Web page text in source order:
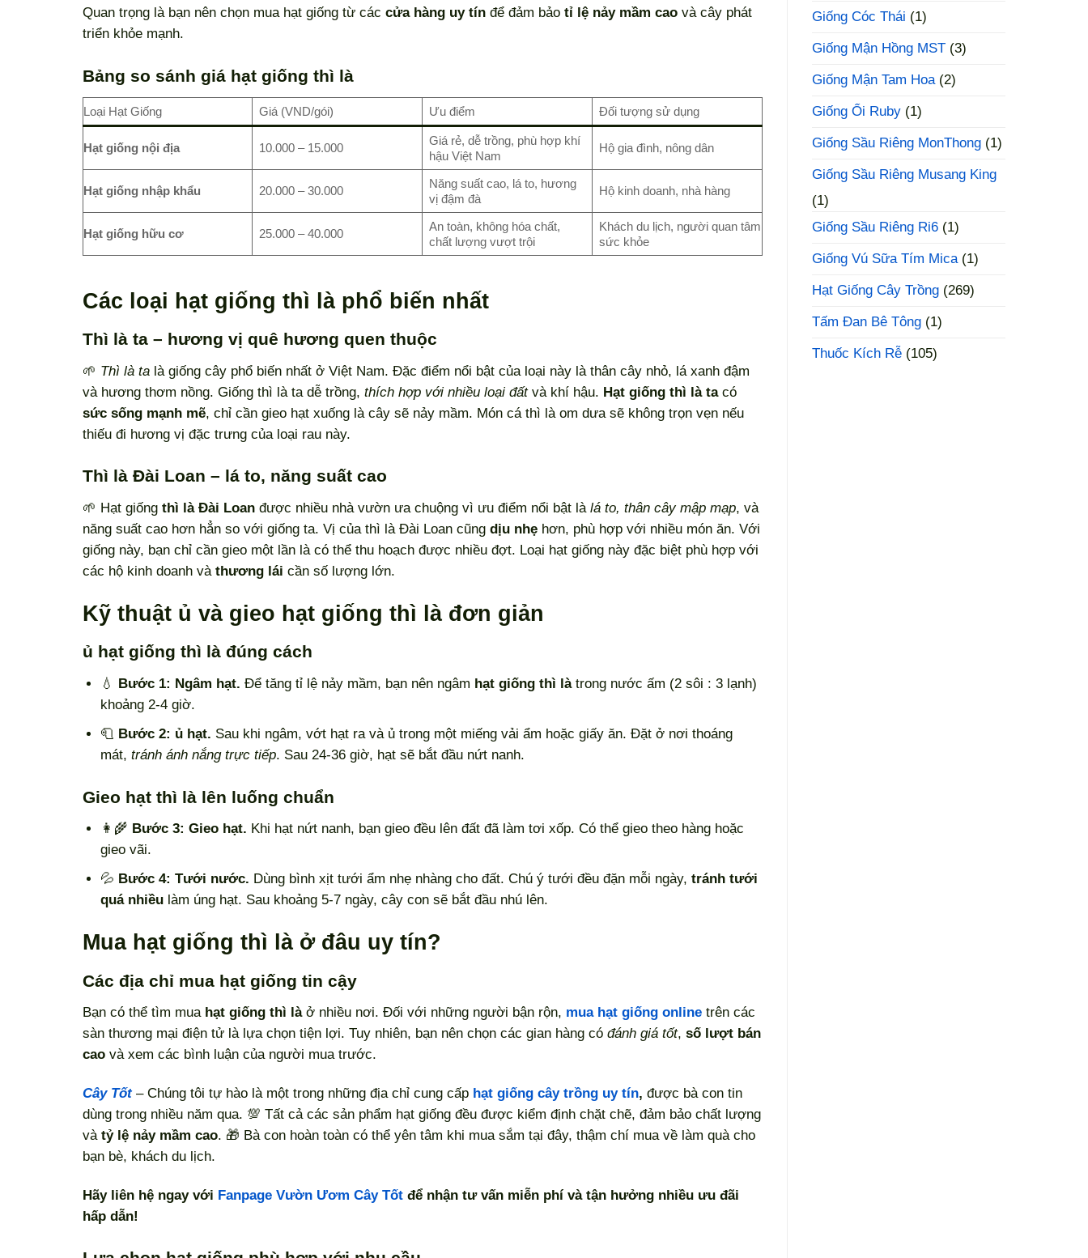
Quan trọng là bạn nên chọn mua hạt giống từ các cửa hàng uy tín để đảm bảo tỉ lệ nảy mầm cao và cây phát
triển khỏe mạnh.
Bảng so sánh giá hạt giống thì là
Loại Hạt Giống Giá (VND/gói) Ưu điểm Đối tượng sử dụng
Hạt giống nội địa 10.000 – 15.000
Giá rẻ, dễ trồng, phù hợp khí
hậu Việt Nam
Hộ gia đình, nông dân
Hạt giống nhập khẩu 20.000 – 30.000
Năng suất cao, lá to, hương
vị đậm đà
Hộ kinh doanh, nhà hàng
Hạt giống hữu cơ 25.000 – 40.000
An toàn, không hóa chất,
chất lượng vượt trội
Khách du lịch, người quan tâm
sức khỏe
Các loại hạt giống thì là phổ biến nhất
Thì là ta – hương vị quê hương quen thuộc
🌱 Thì là ta là giống cây phổ biến nhất ở Việt Nam. Đặc điểm nổi bật của loại này là thân cây nhỏ, lá xanh đậm
và hương thơm nồng. Giống thì là ta dễ trồng, thích hợp với nhiều loại đấtvà khí hậu. Hạt giống thì là tacó
sức sống mạnh mẽ, chỉ cần gieo hạt xuống là cây sẽ nảy mầm. Món cá thì là om dưa sẽ không trọn vẹn nếu
thiếu đi hương vị đặc trưng của loại rau này.
Thì là Đài Loan – lá to, năng suất cao
🌱 Hạt giống thì là Đài Loan được nhiều nhà vườn ưa chuộng vì ưu điểm nổi bật là lá to, thân cây mập mạp, và
năng suất cao hơn hẳn so với giống ta. Vị của thì là Đài Loan cũng dịu nhẹ hơn, phù hợp với nhiều món ăn. Với
giống này, bạn chỉ cần gieo một lần là có thể thu hoạch được nhiều đợt. Loại hạt giống này đặc biệt phù hợp với
các hộ kinh doanh và thương lái cần số lượng lớn.
Kỹ thuật ủ và gieo hạt giống thì là đơn giản
ủ hạt giống thì là đúng cách
💧 Bước 1: Ngâm hạt. Để tăng tỉ lệ nảy mầm, bạn nên ngâm hạt giống thì làtrong nước ấm (2 sôi : 3 lạnh)
khoảng 2-4 giờ.
🧻 Bước 2: ủ hạt. Sau khi ngâm, vớt hạt ra và ủ trong một miếng vải ẩm hoặc giấy ăn. Đặt ở nơi thoáng
mát, tránh ánh nắng trực tiếp. Sau 24-36 giờ, hạt sẽ bắt đầu nứt nanh.
Gieo hạt thì là lên luống chuẩn
👩‍🌾 Bước 3: Gieo hạt. Khi hạt nứt nanh, bạn gieo đều lên đất đã làm tơi xốp. Có thể gieo theo hàng hoặc
gieo vãi.
💦 Bước 4: Tưới nước. Dùng bình xịt tưới ẩm nhẹ nhàng cho đất. Chú ý tưới đều đặn mỗi ngày, tránh tưới
quá nhiềulàm úng hạt. Sau khoảng 5-7 ngày, cây con sẽ bắt đầu nhú lên.
Mua hạt giống thì là ở đâu uy tín?
Các địa chỉ mua hạt giống tin cậy
Bạn có thể tìm mua hạt giống thì làở nhiều nơi. Đối với những người bận rộn, mua hạt giống online trên các
sàn thương mại điện tử là lựa chọn tiện lợi. Tuy nhiên, bạn nên chọn các gian hàng có đánh giá tốt, số lượt bán
cao và xem các bình luận của người mua trước.
Cây Tốt– Chúng tôi tự hào là một trong những địa chỉ cung cấp hạt giống cây trồng uy tín, được bà con tin
dùng trong nhiều năm qua. 💯 Tất cả các sản phẩm hạt giống đều được kiểm định chặt chẽ, đảm bảo chất lượng
và tỷ lệ nảy mầm cao. 🎁 Bà con hoàn toàn có thể yên tâm khi mua sắm tại đây, thậm chí mua về làm quà cho
bạn bè, khách du lịch.
Hãy liên hệ ngay với Fanpage Vườn Ươm Cây Tốt để nhận tư vấn miễn phí và tận hưởng nhiều ưu đãi
hấp dẫn!
Giống Cóc Thái (1)
Giống Mận Hồng MST (3)
Giống Mận Tam Hoa (2)
Giống Ổi Ruby (1)
Giống Sầu Riêng MonThong (1)
Giống Sầu Riêng Musang King
(1)
Giống Sầu Riêng Ri6 (1)
Giống Vú Sữa Tím Mica (1)
Hạt Giống Cây Trồng (269)
Tấm Đan Bê Tông (1)
Thuốc Kích Rễ (105)